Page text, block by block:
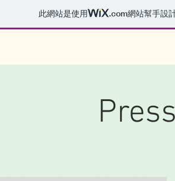
此網站是使用 .com網站幫手設